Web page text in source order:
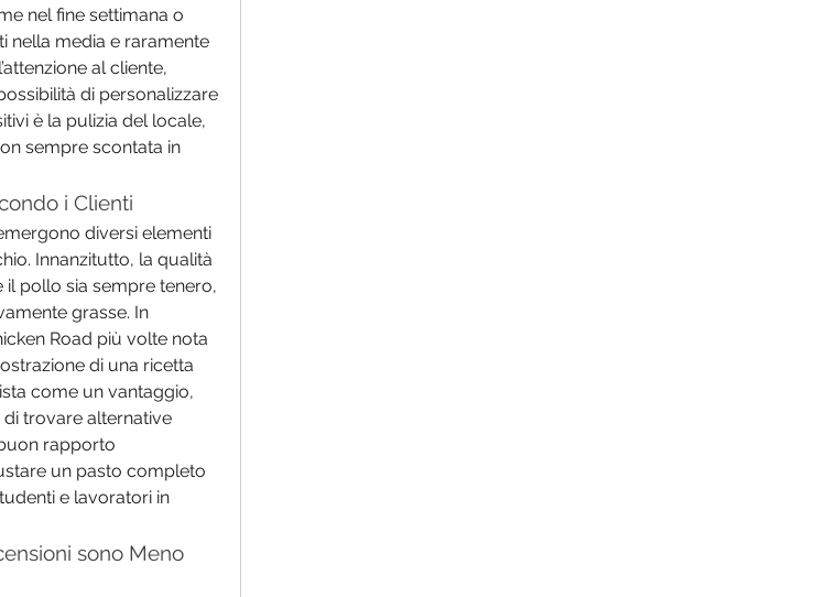
nel fine settimana o
nella media e raramente
al cliente,
di personalizzare
è la pulizia del locale,
sempre scontata in
i Clienti
diversi elementi
Innanzitutto, la qualità
pollo sia sempre tenero,
grasse. In
Road più volte nota
di una ricetta
come un vantaggio,
trovare alternative
rapporto
un pasto completo
e lavoratori in
sono Meno